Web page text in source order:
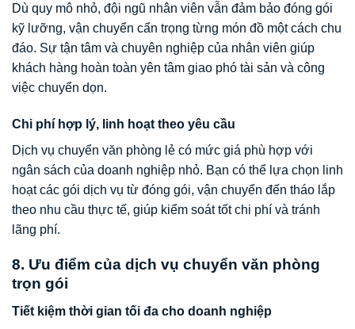
Dù quy mô nhỏ, đội ngũ nhân viên vẫn đảm bảo đóng gói
kỹ lưỡng, vận chuyển cẩn trọng từng món đồ một cách chu
đáo. Sự tận tâm và chuyên nghiệp của nhân viên giúp
khách hàng hoàn toàn yên tâm giao phó tài sản và công
việc chuyển dọn.
Chi phí hợp lý, linh hoạt theo yêu cầu
Dịch vụ chuyển văn phòng lẻ có mức giá phù hợp với
ngân sách của doanh nghiệp nhỏ. Bạn có thể lựa chọn linh
hoạt các gói dịch vụ từ đóng gói, vận chuyển đến tháo lắp
theo nhu cầu thực tế, giúp kiểm soát tốt chi phí và tránh
lãng phí.
8. Ưu điểm của dịch vụ chuyển văn phòng
trọn gói
Tiết kiệm thời gian tối đa cho doanh nghiệp